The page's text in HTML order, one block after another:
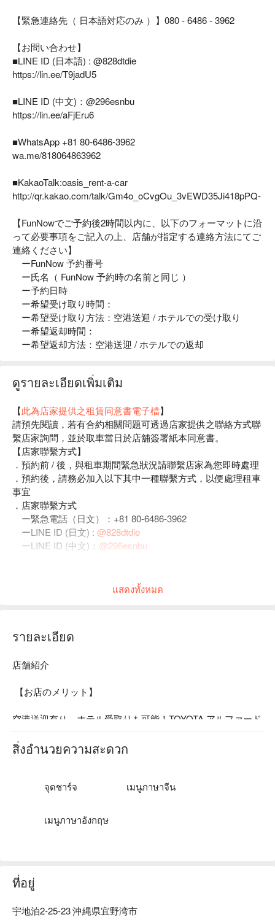
【緊急連絡先（ 日本語対応のみ ）】080 - 6486 - 3962
【お問い合わせ】
■LINE ID (日本語) : @828dtdie
https://lin.ee/T9jadU5
■LINE ID (中文)：@296esnbu
https://lin.ee/aFjEru6
■WhatsApp +81 80-6486-3962
wa.me/818064863962
■KakaoTalk:oasis_rent-a-car
http://qr.kakao.com/talk/Gm4o_oCvgOu_3vEWD35Ji418pPQ-
【FunNowでご予約後2時間以内に、以下のフォーマットに沿
って必要事項をご記入の上、店舗が指定する連絡方法にてご
連絡ください】
ーFunNow 予約番号
ー氏名（ FunNow 予約時の名前と同じ ）
ー予約日時
ー希望受け取り時間：
ー希望受け取り方法：空港送迎 / ホテルでの受け取り
ー希望返却時間：
ー希望返却方法：空港送迎 / ホテルでの返却
ดูรายละเอียดเพิ่มเติม
【此為店家提供之租賃同意書電子檔】
請預先閱讀，若有合約相關問題可透過店家提供之聯絡方式聯
繫店家詢問，並於取車當日於店舖簽署紙本同意書。
【店家聯繫方式】
．預約前 / 後，與租車期間緊急狀況請聯繫店家為您即時處理
．預約後，請務必加入以下其中一種聯繫方式，以便處理租車
事宜
．店家聯繫方式
ー緊急電話（日文）：+81 80-6486-3962
ーLINE ID (日文) : @828dtdie
ーLINE ID (中文)： @296esnbu
แสดงทั้งหมด
รายละเอียด
店舗紹介
空港送迎有り、ホテル受取りも可能！TOYOTA アルファード
最上級車をはじめ、高年式で低走行の綺麗な車のみをレンタ
ルします。事故の時も安心のフルカバー制度あり。
空港から貸出場所までの空港送迎付き（ 返却時も送迎可能
ない場合などに便利です。
สิ่งอำนวยความสะดวก
จุดชาร์จ เมนูภาษาจีน
เมนูภาษาอังกฤษ
ที่อยู่
宇地泊2-25-23 沖縄県宜野湾市